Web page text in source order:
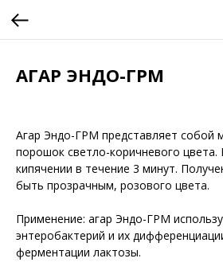
АГАР ЭНДО-ГРМ
Агар Эндо-ГРМ представляет собой
порошок светло-коричневого цвета.
кипячении в течение 3 минут.
быть прозрачным, розового цвета.
Применение: агар Эндо-ГРМ
энтеробактерий и их
ферментации лактозы.